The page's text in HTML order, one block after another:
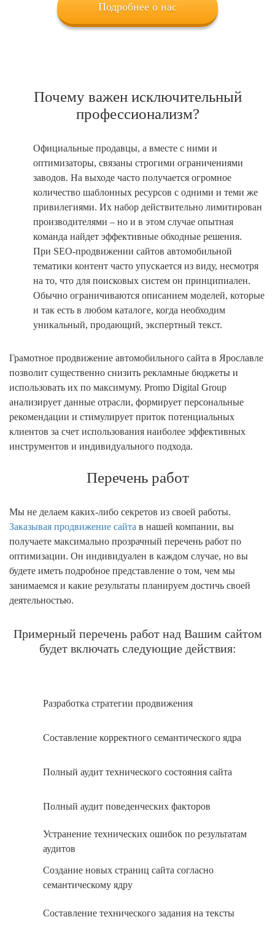
Подробнее о нас
Почему важен исключительный
профессионализм?
Официальные продавцы, а вместе с ними и
оптимизаторы, связаны строгими ограничениями
заводов. На выходе часто получается огромное
количество шаблонных ресурсов с одними и теми же
привилегиями. Их набор действительно лимитирован
производителями – но и в этом случае опытная
команда найдет эффективные обходные решения.
При SEO-продвижении сайтов автомобильной
тематики контент часто упускается из виду, несмотря
на то, что для поисковых систем он принципиален.
Обычно ограничиваются описанием моделей, которые
и так есть в любом каталоге, когда необходим
уникальный, продающий, экспертный текст.
Грамотное продвижение автомобильного сайта в Ярославле
позволит существенно снизить рекламные бюджеты и
использовать их по максимуму. Promo Digital Group
анализирует данные отрасли, формирует персональные
рекомендации и стимулирует приток потенциальных
клиентов за счет использования наиболее эффективных
инструментов и индивидуального подхода.
Перечень работ
Мы не делаем каких-либо секретов из своей работы.
Заказывая продвижение сайта в нашей компании, вы
получаете максимально прозрачный перечень работ по
оптимизации. Он индивидуален в каждом случае, но вы
будете иметь подробное представление о том, чем мы
занимаемся и какие результаты планируем достичь своей
деятельностью.
Примерный перечень работ над Вашим сайтом
будет включать следующие действия:
Разработка стратегии продвижения
Составление корректного семантического ядра
Полный аудит технического состояния сайта
Полный аудит поведенческих факторов
Устранение технических ошибок по результатам
аудитов
Создание новых страниц сайта согласно
семантическому ядру
Составление технического задания на тексты